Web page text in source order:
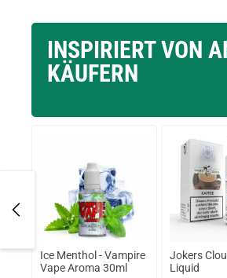
INSPIRIERT VON
KÄUFERN
Ice Menthol - Vampire
Vape Aroma 30ml
Jokers
Liquid